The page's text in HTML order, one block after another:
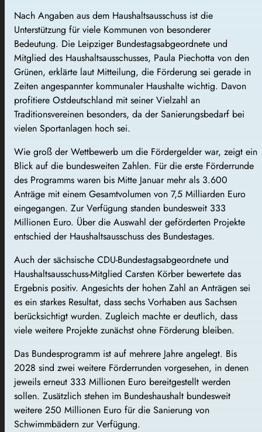
Nach Angaben aus dem Haushaltsausschuss ist die
Unterstützung für viele Kommunen von besonderer
Bedeutung. Die Leipziger Bundestagsabgeordnete und
Mitglied des Haushaltsausschusses, Paula Piechotta von den
Grünen, erklärte laut Mitteilung, die Förderung sei gerade in
Zeiten angespannter kommunaler Haushalte wichtig. Davon
profitiere Ostdeutschland mit seiner Vielzahl an
Traditionsvereinen besonders, da der Sanierungsbedarf bei
vielen Sportanlagen hoch sei.
Wie groß der Wettbewerb um die Fördergelder war, zeigt ein
Blick auf die bundesweiten Zahlen. Für die erste Förderrunde
des Programms waren bis Mitte Januar mehr als 3.600
Anträge mit einem Gesamtvolumen von 7,5 Milliarden Euro
eingegangen. Zur Verfügung standen bundesweit 333
Millionen Euro. Über die Auswahl der geförderten Projekte
entschied der Haushaltsausschuss des Bundestages.
Auch der sächsische CDU-Bundestagsabgeordnete und
Haushaltsausschuss-Mitglied Carsten Körber bewertete das
Ergebnis positiv. Angesichts der hohen Zahl an Anträgen sei
es ein starkes Resultat, dass sechs Vorhaben aus Sachsen
berücksichtigt wurden. Zugleich machte er deutlich, dass
viele weitere Projekte zunächst ohne Förderung bleiben.
Das Bundesprogramm ist auf mehrere Jahre angelegt. Bis
2028 sind zwei weitere Förderrunden vorgesehen, in denen
jeweils erneut 333 Millionen Euro bereitgestellt werden
sollen. Zusätzlich stehen im Bundeshaushalt bundesweit
weitere 250 Millionen Euro für die Sanierung von
Schwimmbädern zur Verfügung.